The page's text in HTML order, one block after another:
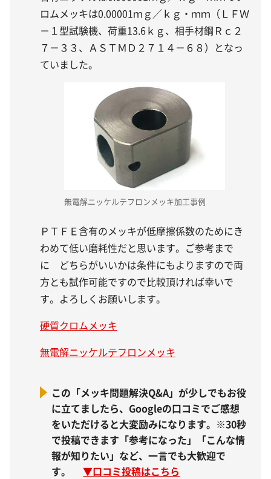
ロムメッキは0.00001ｍｇ／ｋｇ・ｍｍ（ＬＦＷ
－１型試験機、荷重13.6ｋｇ、相手材鋼Ｒｃ２
７－３３、ＡＳＴＭＤ２７１４－６８）となっ
ていました。
無電解ニッケルテフロンメッキ加工事例
ＰＴＦＥ含有のメッキが低摩擦係数のためにき
わめて低い磨耗性だと思います。ご参考まで
に どちらがいいかは条件にもよりますので両
方とも試作可能ですので比較頂ければ幸いで
す。よろしくお願いします。
硬質クロムメッキ
無電解ニッケルテフロンメッキ
この「メッキ問題解決Q&A」が少しでもお役
に立てましたら、Googleの口コミでご感想
をいただけると大変励みになります。※30秒
で投稿できます「参考になった」「こんな情
報が知りたい」など、一言でも大歓迎で
す。▼口コミ投稿はこちら